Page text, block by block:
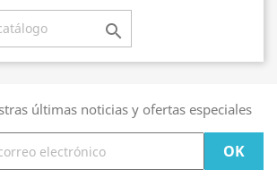

últimas noticias y ofertas especiales